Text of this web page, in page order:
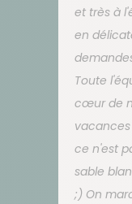
et très à
en
Toute
cœur de
ce n'est
sable
;) On